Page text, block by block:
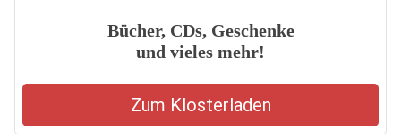
Bücher, CDs, Geschenke
und vieles mehr!
Zum Klosterladen